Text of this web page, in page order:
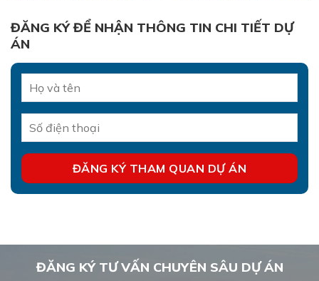
ĐĂNG KÝ ĐỂ NHẬN THÔNG TIN CHI TIẾT DỰ
ÁN
ĐĂNG KÝ TƯ VẤN CHUYÊN SÂU DỰ ÁN